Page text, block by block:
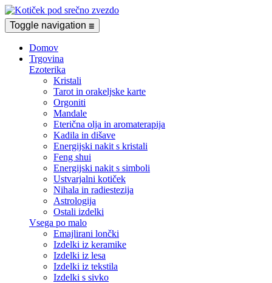
Toggle navigation ☰
Domov
Trgovina
Ezoterika
Kristali
Tarot in orakeljske karte
Orgoniti
Mandale
Eterična olja in aromaterapija
Kadila in dišave
Energijski nakit s kristali
Feng shui
Energijski nakit s simboli
Ustvarjalni kotiček
Nihala in radiestezija
Astrologija
Ostali izdelki
Vsega po malo
Emajlirani lončki
Izdelki iz keramike
Izdelki iz lesa
Izdelki iz tekstila
Izdelki s sivko